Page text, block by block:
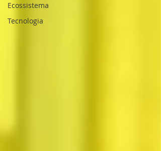
Ecossistema
Tecnologia